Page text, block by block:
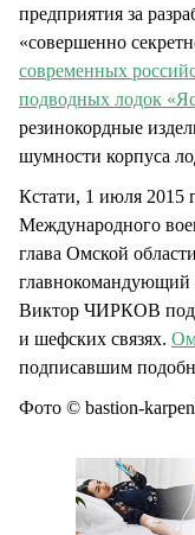
предприятия за
«совершенно
современных
подводных лодок
резинокордные
шумности корпуса
Кстати, 1 июля 2015
Международного
глава Омской
Виктор ЧИРКОВ
и шефских связях.
подписавшим
Фото © bastion-